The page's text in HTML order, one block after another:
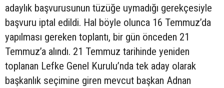
adaylık başvurusunun tüzüğe uymadığı gerekçesiyle
başvuru iptal edildi. Hal böyle olunca 16 Temmuz’da
yapılması gereken toplantı, bir gün önceden 21
Temmuz’a alındı. 21 Temmuz tarihinde yeniden
toplanan Lefke Genel Kurulu’nda tek aday olarak
başkanlık seçimine giren mevcut başkan Adnan